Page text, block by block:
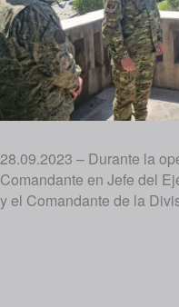
28.09.2023 – Durante la
Comandante en Jefe del
y el Comandante de la